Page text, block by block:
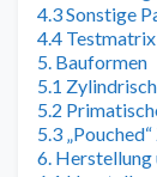
4.3 Sonstige
4.4
5. Bauformen
5.1
5.2
5.3
6. Herstellung